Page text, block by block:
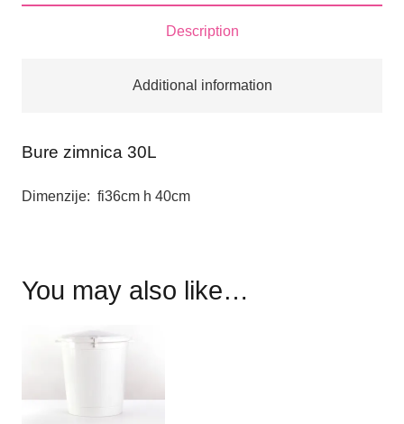
Description
Additional information
Bure zimnica 30L
Dimenzije: fi36cm h 40cm
You may also like…